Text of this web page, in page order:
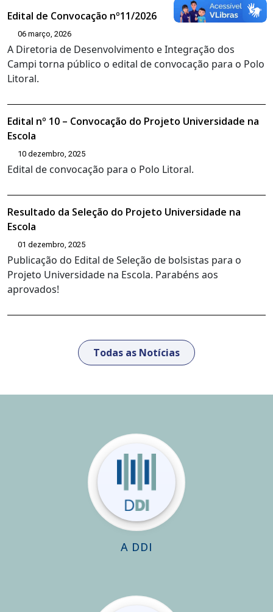
Edital de Convocação nº11/2026
06 março, 2026
A Diretoria de Desenvolvimento e Integração dos
Campi torna público o edital de convocação para o Polo
Litoral.
Edital nº 10 – Convocação do Projeto Universidade na
Escola
10 dezembro, 2025
Edital de convocação para o Polo Litoral.
Resultado da Seleção do Projeto Universidade na
Escola
01 dezembro, 2025
Publicação do Edital de Seleção de bolsistas para o
Projeto Universidade na Escola. Parabéns aos
aprovados!
Todas as Notícias
A DDI